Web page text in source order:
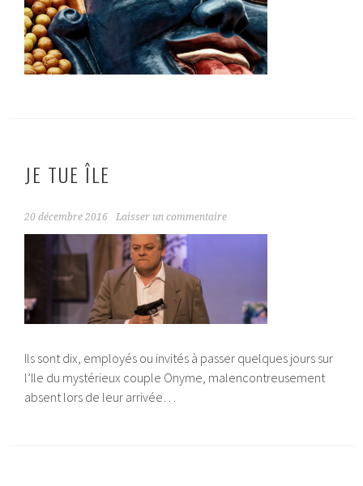
JE TUE ÎLE
20 décembre 2016 Laisser un commentaire
Ils sont dix, employés ou invités à passer quelques jours sur
l’Ile du mystérieux couple Onyme, malencontreusement
absent lors de leur arrivée…